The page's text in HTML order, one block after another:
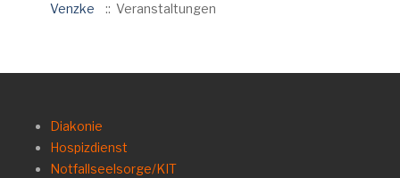
Venzke
:: Veranstaltungen
Diakonie
Hospizdienst
Notfallseelsorge/KIT